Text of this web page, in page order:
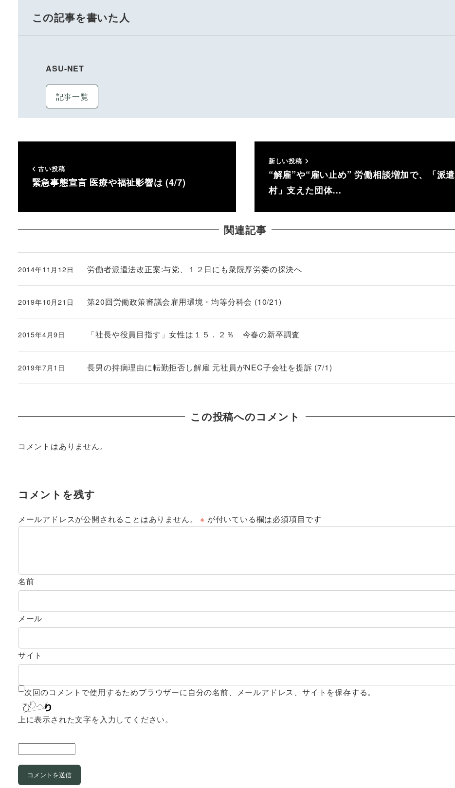
この記事を書いた人
ASU-NET
記事一覧
古い投稿
緊急事態宣言 医療や福祉影響は (4/7)
新しい投稿
“解雇”や“雇い止め” 労働相談増加で、「派遣
村」支えた団体…
関連記事
労働者派遣法改正案:与党、１２日にも衆院厚労委の採決へ
投稿日
2014年11月12日
第20回労働政策審議会雇用環境・均等分科会 (10/21)
投稿日
2019年10月21日
「社長や役員目指す」女性は１５．２％ 今春の新卒調査
投稿日
2015年4月9日
長男の持病理由に転勤拒否し解雇 元社員がNEC子会社を提訴 (7/1)
投稿日
2019年7月1日
この投稿へのコメント
コメントはありません。
コメントを残す
メールアドレスが公開されることはありません。 ※ が付いている欄は必須項目です
名前
メール
サイト
次回のコメントで使用するためブラウザーに自分の名前、メールアドレス、サイトを保存する。
上に表示された文字を入力してください。